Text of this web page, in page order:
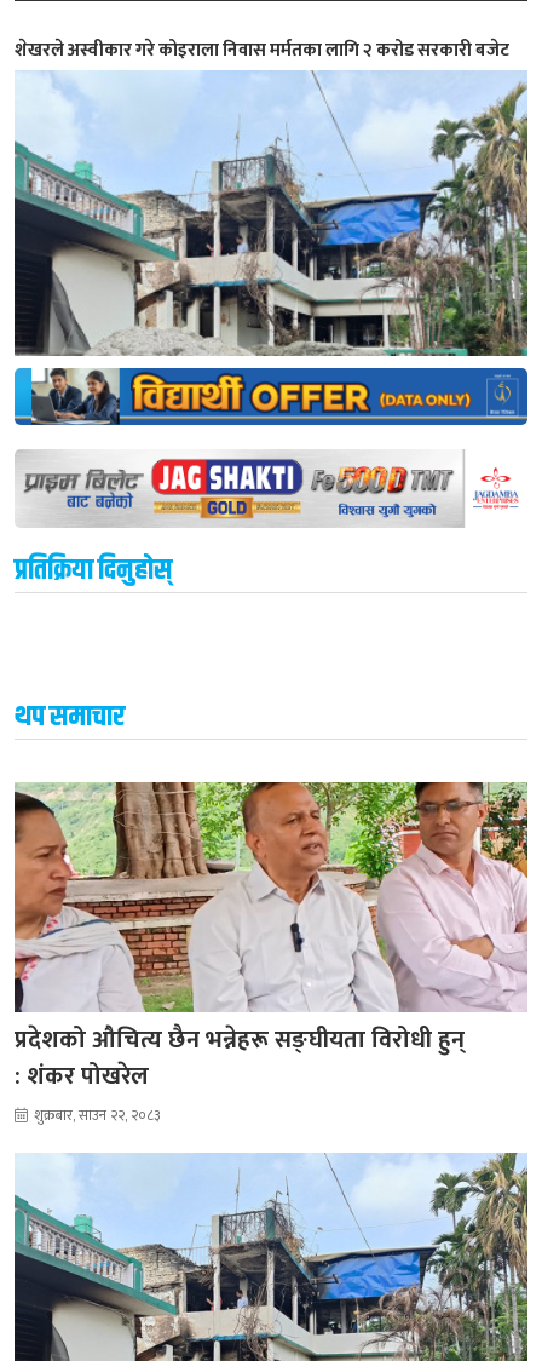
शेखरले अस्वीकार गरे कोइराला निवास मर्मतका लागि २ करोड सरकारी बजेट
प्रतिक्रिया दिनुहोस्
थप समाचार
प्रदेशको औचित्य छैन भन्नेहरू सङ्घीयता विरोधी हुन्
: शंकर पोखरेल
शुक्रबार, साउन २२, २०८३